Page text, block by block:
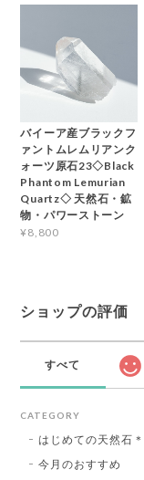
バイーア産ブラックフ
ァントムレムリアンク
ォーツ原石23◇Black
Phantom Lemurian
Quartz◇ 天然石・鉱
物・パワーストーン
¥8,800
ショップの評価
すべて
CATEGORY
はじめての天然石＊
今月のおすすめ